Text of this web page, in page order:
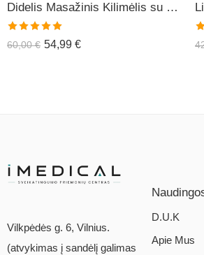
Didelis Masažinis Kilimėlis su Pagalve XL-CLASSIC1
Įvertinimas:
5.00iš 5
60,00€ 54,99 €
Vilkpėdės g. 6, Vilnius.
(atvykimas į sandėlį galimas
D.U.K
Apie Mus